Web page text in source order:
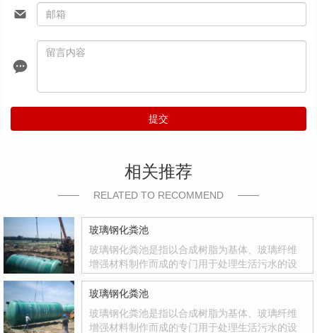
提交
相关推荐
RELATED TO RECOMMEND
玻璃钢化粪池
玻璃钢化粪池是指以合成树脂为基体、玻璃纤维
增强材料制作而成的专门用于处理生活污水的设
品，其质量轻、强度高、韧性好、耐腐蚀、色彩
鲜艳、光洁度达到镜面效果等优点
玻璃钢化粪池
玻璃钢化粪池是指以合成树脂为基体、玻璃纤维
增强材料制作而成的专门用于处理生活污水的设